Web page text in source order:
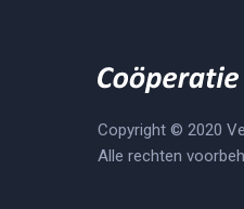
Copyright © 2020
Alle rechten